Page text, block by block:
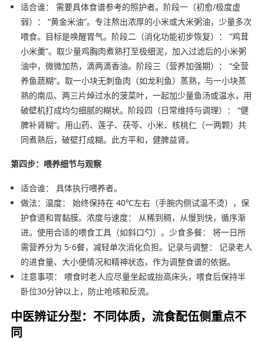
适合谁： 需要具体食谱参考的照护者。阶段一（初愈/极度虚
弱）： “黄金米油”。专注熬出浓厚的小米或大米粥油，少量多次
喂食。目标是唤醒胃气。阶段二（消化功能初步恢复）： “鸡茸
小米羹”。取少量鸡胸肉煮熟打至极细泥，加入过滤后的小米粥
油中，微微加热，滴两滴香油。阶段三（营养加强期）： “全营
养鱼蔬糊”。取一小块无刺鱼肉（如龙利鱼）蒸熟，与一小块蒸
熟的南瓜、两三片焯过水的菠菜叶，一起加少量鱼汤或温水，用
破壁机打成均匀细腻的糊状。阶段四（日常维持与调理）： “健
脾补肾糊”。用山药、莲子、茯苓、小米、核桃仁（一两颗）共
同煮熟后，破壁打成糊。此方平和，健脾益肾。
第四步：喂养细节与观察
适合谁： 具体执行喂养者。
做法：温度： 始终保持在 40℃左右（手腕内侧试温不烫），保
护食道和胃黏膜。浓度与速度： 从稀到稠，从慢到快，循序渐
进。使用合适的喂食工具（如斜口勺）。少食多餐： 将一日所
需营养分为 5-6餐，减轻单次消化负担。记录与调整： 记录老人
的进食量、大小便情况和精神状态，作为调整食谱的依据。
注意事项： 喂食时老人应尽量坐起或抬高床头，喂食后保持半
卧位30分钟以上，防止呛咳和反流。
中医辨证分型：不同体质，流食配伍侧重点不
同